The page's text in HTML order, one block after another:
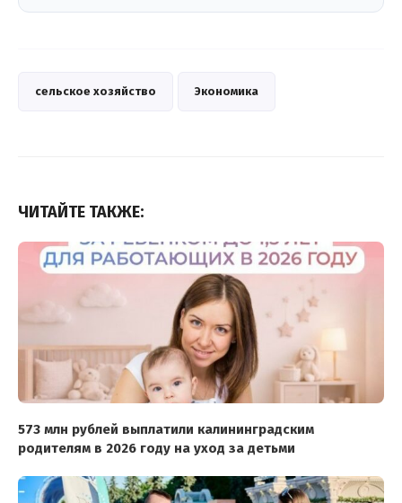
сельское хозяйство Экономика
ЧИТАЙТЕ ТАКЖЕ:
573 млн рублей выплатили калининградским
родителям в 2026 году на уход за детьми